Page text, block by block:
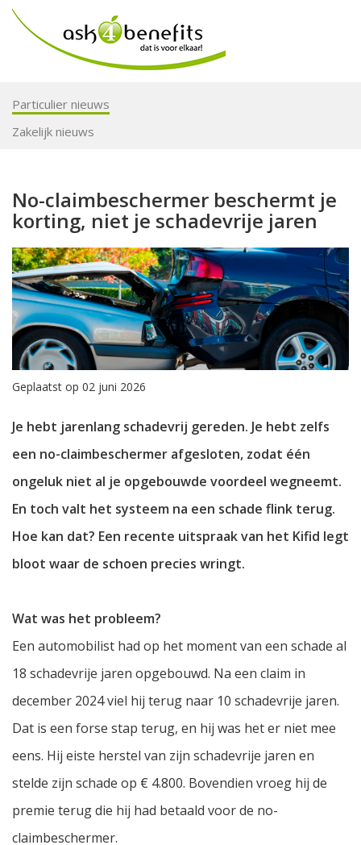
Particulier nieuws
Zakelijk nieuws
No-claimbeschermer beschermt je
korting, niet je schadevrije jaren
Geplaatst op 02 juni 2026
Je hebt jarenlang schadevrij gereden. Je hebt zelfs
een no-claimbeschermer afgesloten, zodat één
ongeluk niet al je opgebouwde voordeel wegneemt.
En toch valt het systeem na een schade flink terug.
Hoe kan dat? Een recente uitspraak van het Kifid legt
bloot waar de schoen precies wringt.
Wat was het probleem?
Een automobilist had op het moment van een schade al
18 schadevrije jaren opgebouwd. Na een claim in
december 2024 viel hij terug naar 10 schadevrije jaren.
Dat is een forse stap terug, en hij was het er niet mee
eens. Hij eiste herstel van zijn schadevrije jaren en
stelde zijn schade op € 4.800. Bovendien vroeg hij de
premie terug die hij had betaald voor de no-
claimbeschermer.